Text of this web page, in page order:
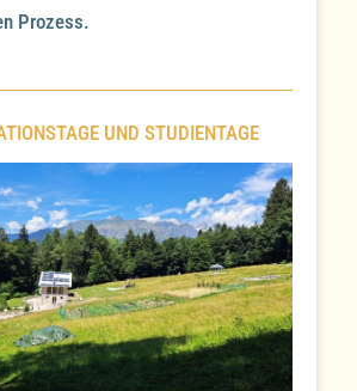
Prozess.
UND STUDIENTAGE